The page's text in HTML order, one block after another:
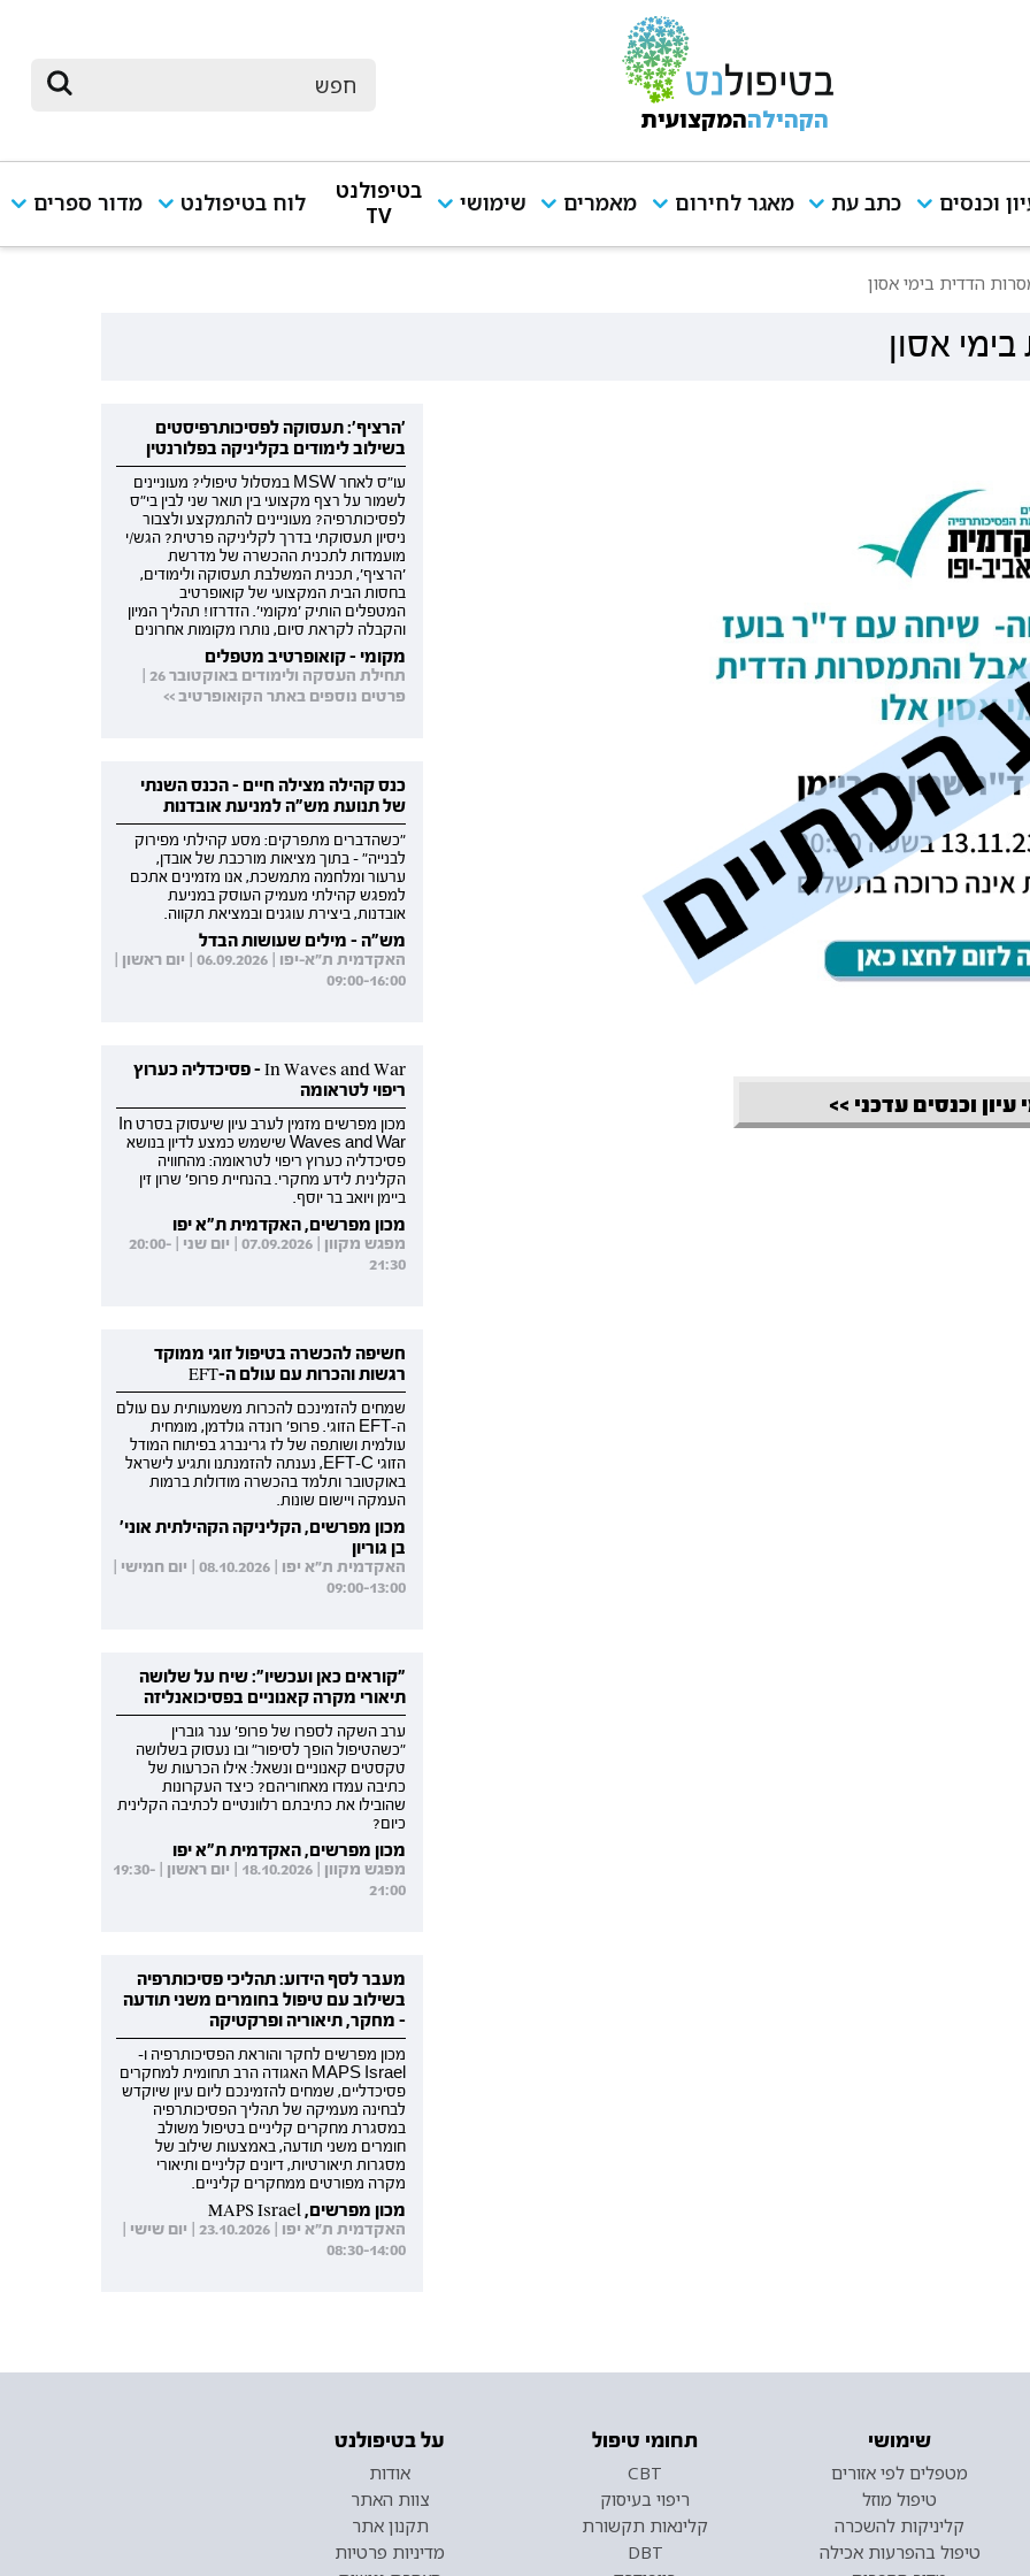
הקהילההמקצועית
וכנסים כתב עת מאגר לחירום מאמרים שימושי
בטיפולנט
TV
לוח בטיפולנט מדור ספרים
הדדית בימי אסון
אסון
עיון וכנסים עדכני >>
'הרציף': תעסוקה לפסיכותרפיסטים
בשילוב לימודים בקליניקה בפלורנטין
עו"ס לאחר MSW במסלול טיפולי? מעוניינים
לשמור על רצף מקצועי בין תואר שני לבין בי"ס
לפסיכותרפיה? מעוניינים להתמקצע ולצבור
ניסיון תעסוקתי בדרך לקליניקה פרטית? הגש/י
מועמדות לתכנית ההכשרה של מדרשת
'הרציף', תכנית המשלבת תעסוקה ולימודים,
בחסות הבית המקצועי של קואופרטיב
המטפלים הותיק 'מקומי'. הזדרזו! תהליך המיון
והקבלה לקראת סיום, נותרו מקומות אחרונים
מקומי - קואופרטיב מטפלים
תחילת העסקה ולימודים באוקטובר 26 |
פרטים נוספים באתר הקואופרטיב >>
כנס קהילה מצילה חיים - הכנס השנתי
של תנועת מש"ה למניעת אובדנות
"כשהדברים מתפרקים: מסע קהילתי מפירוק
לבנייה" - בתוך מציאות מורכבת של אובדן,
ערעור ומלחמה מתמשכת, אנו מזמינים אתכם
למפגש קהילתי מעמיק העוסק במניעת
אובדנות, ביצירת עוגנים ובמציאת תקווה.
מש"ה - מילים שעושות הבדל
האקדמית ת"א-יפו | 06.09.2026 | יום ראשון |
09:00-16:00
In Waves and War - פסיכדליה כערוץ
ריפוי לטראומה
מכון מפרשים מזמין לערב עיון שיעסוק בסרט In
Waves and War שישמש כמצע לדיון בנושא
פסיכדליה כערוץ ריפוי לטראומה: מהחוויה
הקלינית לידע מחקרי. בהנחיית פרופ' שרון זין
ביימן ויואב בר יוסף.
מכון מפרשים, האקדמית ת"א יפו
מפגש מקוון | 07.09.2026 | יום שני | 20:00-
21:30
חשיפה להכשרה בטיפול זוגי ממוקד
רגשות והכרות עם עולם ה-EFT
שמחים להזמינכם להכרות משמעותית עם עולם
ה-EFT הזוגי. פרופ' רונדה גולדמן, מומחית
עולמית ושותפה של לז גרינברג בפיתוח המודל
הזוגי EFT-C, נענתה להזמנתנו ותגיע לישראל
באוקטובר ותלמד בהכשרה מודולות ברמות
העמקה ויישום שונות.
מכון מפרשים, הקליניקה הקהילתית אוני'
בן גוריון
האקדמית ת"א יפו | 08.10.2026 | יום חמישי |
09:00-13:00
"קוראים כאן ועכשיו": שיח על שלושה
תיאורי מקרה קאנוניים בפסיכואנליזה
ערב השקה לספרו של פרופ' ענר גוברין
"כשהטיפול הופך לסיפור" ובו נעסוק בשלושה
טקסטים קאנוניים ונשאל: אילו הכרעות של
כתיבה עמדו מאחוריהם? כיצד העקרונות
שהובילו את כתיבתם רלוונטיים לכתיבה הקלינית
כיום?
מכון מפרשים, האקדמית ת"א יפו
מפגש מקוון | 18.10.2026 | יום ראשון | 19:30-
21:00
מעבר לסף הידוע: תהליכי פסיכותרפיה
בשילוב עם טיפול בחומרים משני תודעה
- מחקר, תיאוריה ופרקטיקה
מכון מפרשים לחקר והוראת הפסיכותרפיה ו-
MAPS Israel האגודה הרב תחומית למחקרים
פסיכדליים, שמחים להזמינכם ליום עיון שיוקדש
לבחינה מעמיקה של תהליך הפסיכותרפיה
במסגרת מחקרים קליניים בטיפול משולב
חומרים משני תודעה, באמצעות שילוב של
מסגרות תיאורטיות, דיונים קליניים ותיאורי
מקרה מפורטים ממחקרים קליניים.
מכון מפרשים, MAPS Israel
האקדמית ת"א יפו | 23.10.2026 | יום שישי |
08:30-14:00
שימושי
מטפלים לפי אזורים
טיפול מוזל
קליניקות להשכרה
טיפול בהפרעות אכילה
תחומי טיפול
CBT
ריפוי בעיסוק
קלינאות תקשורת
DBT
על בטיפולנט
אודות
צוות האתר
תקנון אתר
מדיניות פרטיות